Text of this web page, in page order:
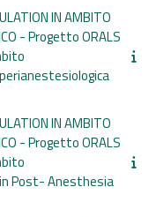
IN AMBITO
- Progetto ORALS
IN AMBITO
- Progetto ORALS
Post- Anesthesia